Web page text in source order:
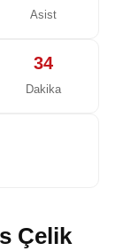
Asist
34
Dakika
Çelik